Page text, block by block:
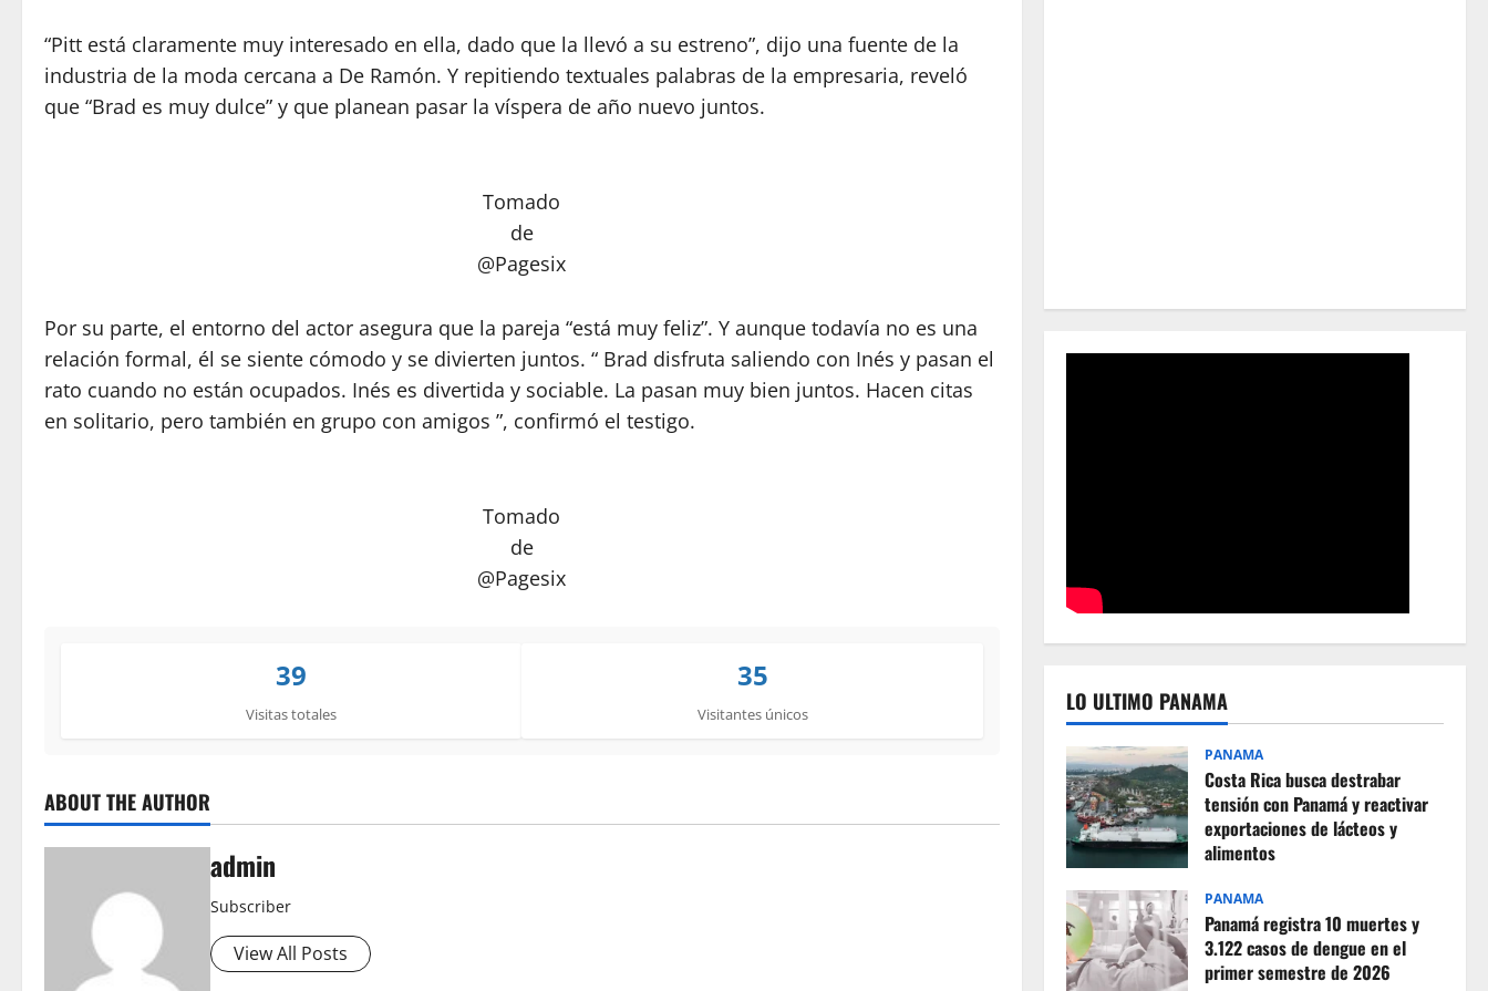
“Pitt está claramente muy interesado en ella, dado que la llevó a su estreno”, dijo una fuente de la
industria de la moda cercana a De Ramón. Y repitiendo textuales palabras de la empresaria, reveló
que “Brad es muy dulce” y que planean pasar la víspera de año nuevo juntos.
Tomado
de
@Pagesix
Por su parte, el entorno del actor asegura que la pareja “está muy feliz”. Y aunque todavía no es una
relación formal, él se siente cómodo y se divierten juntos. “ Brad disfruta saliendo con Inés y pasan el
rato cuando no están ocupados. Inés es divertida y sociable. La pasan muy bien juntos. Hacen citas
en solitario, pero también en grupo con amigos ”, confirmó el testigo.
Tomado
de
@Pagesix
39
Visitas totales
35
Visitantes únicos
ABOUT THE AUTHOR
admin
Subscriber
View All Posts
LO ULTIMO PANAMA
PANAMA
Costa Rica busca destrabar
tensión con Panamá y reactivar
exportaciones de lácteos y
alimentos
PANAMA
Panamá registra 10 muertes y
3.122 casos de dengue en el
primer semestre de 2026